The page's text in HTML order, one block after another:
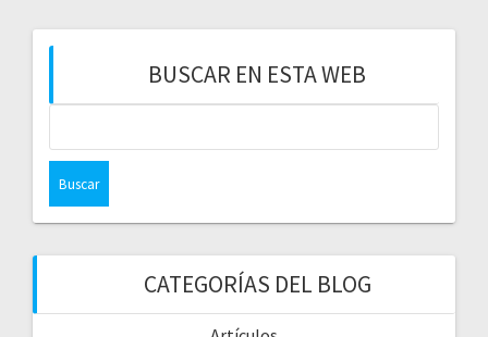
BUSCAR EN ESTA WEB
CATEGORÍAS DEL BLOG